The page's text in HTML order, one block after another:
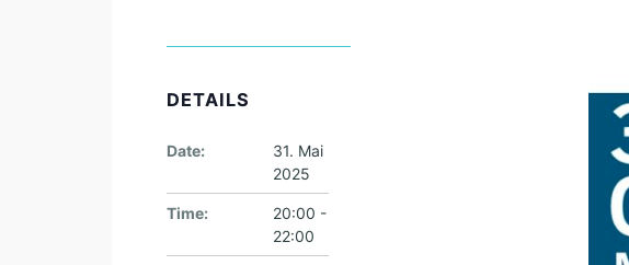
R
DETAILS
Date:
31. Mai
2025
Time:
20:00 -
22:00